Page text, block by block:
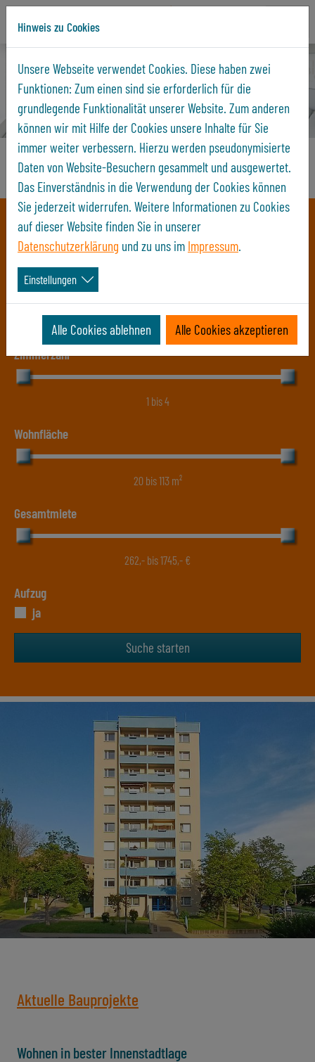
Direkt zur Hauptnavigation springen
Direkt zum Inhalt springen
Zentrum
Alt-Bieblach
Bieblach-Ost
Untermhaus
Am Reußpark
Debschwitz
Wohnungen Gewerbe Stellplätze
Zimmerzahl
1 bis4
Wohnfläche
20bis113m²
Gesamtmiete
262,- bis1745,- €
Aufzug
ja
Suche starten
Aktuelle Bauprojekte
Wohnen in bester Innenstadtlage
Hinweis zu Cookies
Unsere Webseite verwendet Cookies. Diese haben zwei
Funktionen: Zum einen sind sie erforderlich für die
grundlegende Funktionalität unserer Website. Zum anderen
können wir mit Hilfe der Cookies unsere Inhalte für Sie
immer weiter verbessern. Hierzu werden pseudonymisierte
Daten von Website-Besuchern gesammelt und ausgewertet.
Das Einverständnis in die Verwendung der Cookies können
Sie jederzeit widerrufen. Weitere Informationen zu Cookies
auf dieser Website finden Sie in unserer
Datenschutzerklärung und zu uns im Impressum.
Einstellungen
Alle Cookies ablehnen Alle Cookies akzeptieren